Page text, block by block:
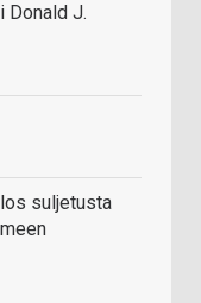
Donald J.
suljetusta